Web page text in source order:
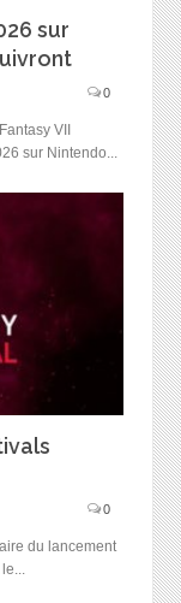
sur
0
VII
sur Nintendo...
0
du lancement